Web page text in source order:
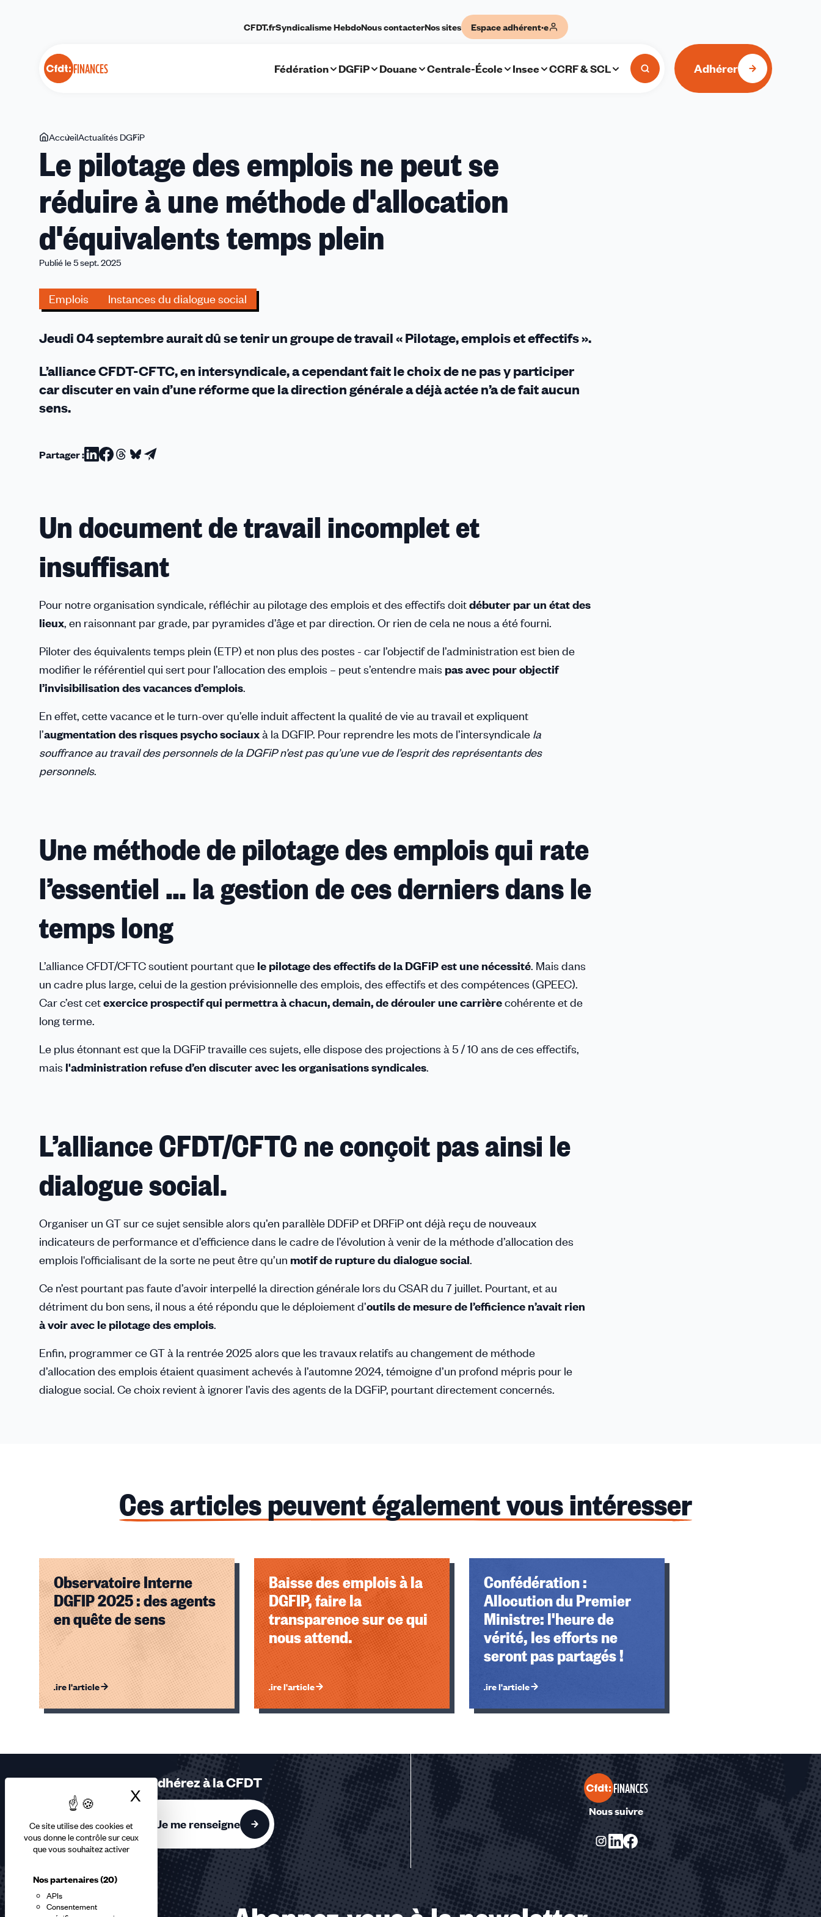
Ce site utilise des cookies et
vous donne le contrôle sur ceux
que vous souhaitez activer
Nos partenaires(20)
APIs
Consentement
X Masquer le bandeau des cookies
FINANCES
CFDT.frSyndicalisme HebdoNous contacterNos sites Espace adhérent·e
Fédération DGFiP Douane Centrale-École Insee CCRF & SCL Adhérer
Vous
êtes
AccueilActualités DGFiP
pilotage
des
emplois
ne
se
réduire
méthode
d'allocation
temps
Le pilotage des emplois ne peut se
réduire à une méthode d'allocation
d'équivalents temps plein
Publié le 5 sept. 2025
Emplois Instances du dialogue social
Jeudi 04 septembre aurait dû se tenir un groupe de travail « Pilotage, emplois et effectifs ».
L’alliance CFDT-CFTC, en intersyndicale, a cependant fait le choix de ne pas y participer
car discuter en vain d’une réforme que la direction générale a déjà actée n’a de fait aucun
sens.
Partager :Partager
Partager
Partager
Partager
Partager
Un document de travail incomplet et
insuffisant
Pour notre organisation syndicale, réfléchir au pilotage des emplois et des effectifs doitdébuter par un état des
lieux, en raisonnant par grade, par pyramides d’âge et par direction. Or rien de cela ne nous a été fourni.
Piloter des équivalents temps plein (ETP) et non plus des postes - car l’objectif de l’administration est bien de
modifier le référentiel qui sert pour l’allocation des emplois – peut s’entendre mais pas avec pour objectif
l’invisibilisation des vacances d’emplois.
En effet, cette vacance et le turn-over qu’elle induit affectent la qualité de vie au travail et expliquent
l’augmentation des risques psycho sociauxà la DGFIP. Pour reprendre les mots de l’intersyndicale la
souffrance au travail des personnels de la DGFiP n’est pas qu’une vue de l’esprit des représentants des
personnels.
Une méthode de pilotage des emplois qui rate
l’essentiel … la gestion de ces derniers dans le
temps long
L’alliance CFDT/CFTCsoutient pourtant que le pilotage des effectifs de la DGFiP est une nécessité. Mais dans
un cadre plus large, celui de la gestion prévisionnelle des emplois, des effectifs et des compétences (GPEEC).
Car c’est cetexercice prospectif qui permettra à chacun, demain, de dérouler une carrièrecohérente et de
long terme.
Le plus étonnant est que la DGFiP travaille ces sujets, elle dispose des projections à 5 / 10 ans de ces effectifs,
mais l'administration refuse d’en discuter avec les organisations syndicales.
L’alliance CFDT/CFTC ne conçoit pas ainsi le
dialogue social.
Organiser un GT sur ce sujet sensible alors qu’en parallèle DDFiP et DRFiP ont déjà reçu de nouveaux
indicateurs de performance et d’efficience dans le cadre de l’évolution à venir de la méthode d’allocation des
emplois l'officialisant de la sorte ne peut être qu’un motif de rupture du dialogue social.
Ce n’est pourtant pas faute d’avoir interpellé la direction générale lors du CSAR du 7 juillet. Pourtant, et au
détriment du bon sens, il nous a été répondu que le déploiement d’outils de mesure de l’efficience n’avait rien
à voir avec le pilotage des emplois.
Enfin, programmer ce GT à la rentrée 2025 alors que les travaux relatifs au changement de méthode
d’allocation des emplois étaient quasiment achevés à l’automne 2024, témoigne d’un profond mépris pour le
dialogue social. Ce choix revient à ignorer l’avis des agents de la DGFiP, pourtant directement concernés.
Ces articles peuvent également vous intéresser
Observatoire Interne
DGFIP 2025 : des agents
en quête de sens
Lire l'article
Baisse des emplois à la
DGFIP, faire la
transparence sur ce qui
nous attend.
Lire l'article
Confédération :
Allocution du Premier
Ministre: l'heure de
vérité, les efforts ne
seront pas partagés !
Lire l'article
Éléments
accessibles
Adhérez à la CFDT
Je me renseigne
FINANCES
Nous suivre